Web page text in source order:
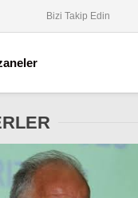
Bizi Takip Edin